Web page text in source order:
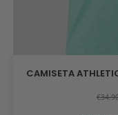
CAMISETA
€